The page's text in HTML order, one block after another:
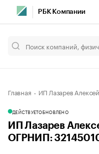
РБК Компании
Главная ИП Лазарев
ДЕЙСТВУЕТОБНОВЛЕНО
ИП Лазарев
ОГРНИП: